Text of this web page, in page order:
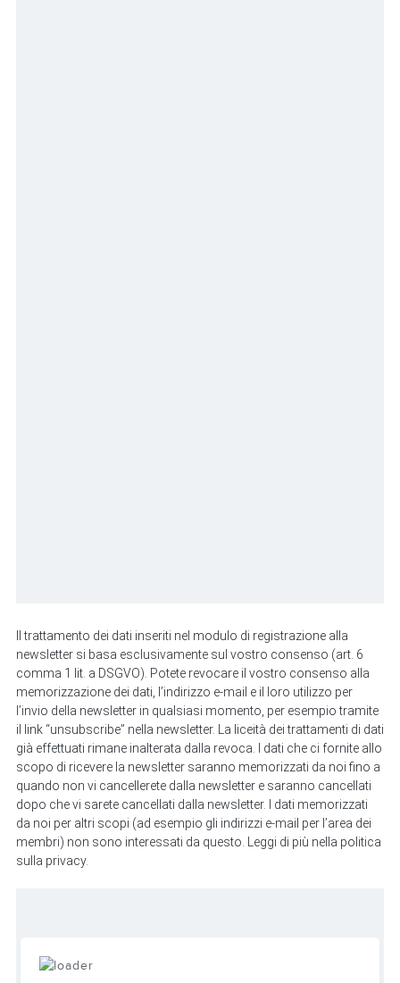
Il trattamento dei dati inseriti nel modulo di registrazione alla
newsletter si basa esclusivamente sul vostro consenso (art. 6
comma 1 lit. a DSGVO). Potete revocare il vostro consenso alla
memorizzazione dei dati, l’indirizzo e-mail e il loro utilizzo per
l’invio della newsletter in qualsiasi momento, per esempio tramite
il link “unsubscribe” nella newsletter. La liceità dei trattamenti di dati
già effettuati rimane inalterata dalla revoca. I dati che ci fornite allo
scopo di ricevere la newsletter saranno memorizzati da noi fino a
quando non vi cancellerete dalla newsletter e saranno cancellati
dopo che vi sarete cancellati dalla newsletter. I dati memorizzati
da noi per altri scopi (ad esempio gli indirizzi e-mail per l’area dei
membri) non sono interessati da questo. Leggi di più nella politica
sulla privacy.